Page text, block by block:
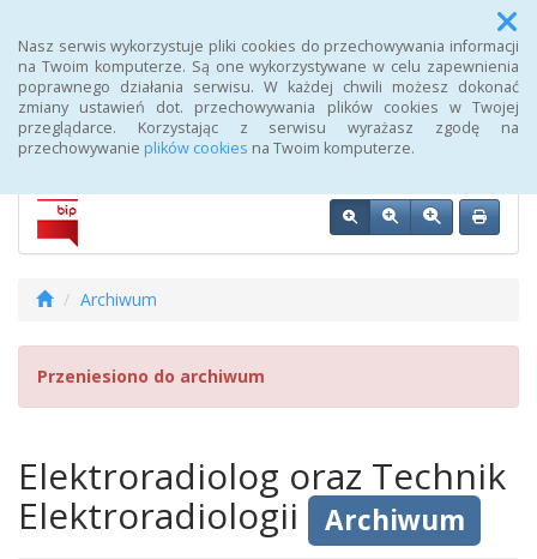
Nasz serwis wykorzystuje pliki cookies do przechowywania informacji
na Twoim komputerze. Są one wykorzystywane w celu zapewnienia
poprawnego działania serwisu. W każdej chwili możesz dokonać
zmiany ustawień dot. przechowywania plików cookies w Twojej
przeglądarce. Korzystając z serwisu wyrażasz zgodę na
przechowywanie plików cookies na Twoim komputerze.
Menu
Biuletyn Informacji Publicznej 107 Szpitala Wojskowego z
Przychodnią SPZOZ w Wałczu
Archiwum
Przeniesiono do archiwum
Elektroradiolog oraz Technik
Elektroradiologii
Archiwum